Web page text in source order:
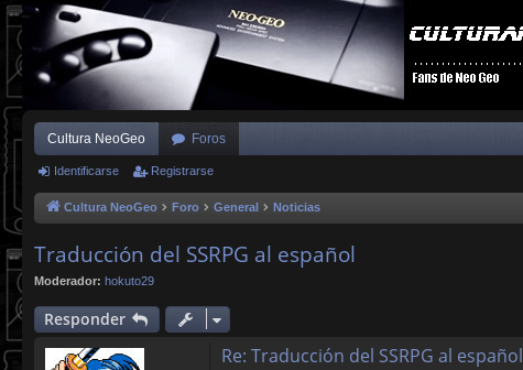
Cultura NeoGeo Foros
Identificarse Registrarse
Cultura NeoGeo Foro General Noticias
Traducción del SSRPG al español
Moderador: hokuto29
Responder
Re: Traducción del SSRPG al español